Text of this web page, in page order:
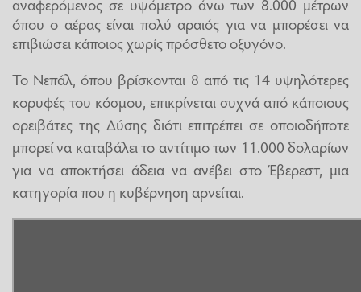
όπου ο αέρας είναι πολύ αραιός για να μπορέσει να
επιβιώσει κάποιος χωρίς πρόσθετο οξυγόνο.
Το Νεπάλ, όπου βρίσκονται 8 από τις 14 υψηλότερες
κορυφές του κόσμου, επικρίνεται συχνά από κάποιους
ορειβάτες της Δύσης διότι επιτρέπει σε οποιοδήποτε
μπορεί να καταβάλει το αντίτιμο των 11.000 δολαρίων
για να αποκτήσει άδεια να ανέβει στο Έβερεστ, μια
κατηγορία που η κυβέρνηση αρνείται.